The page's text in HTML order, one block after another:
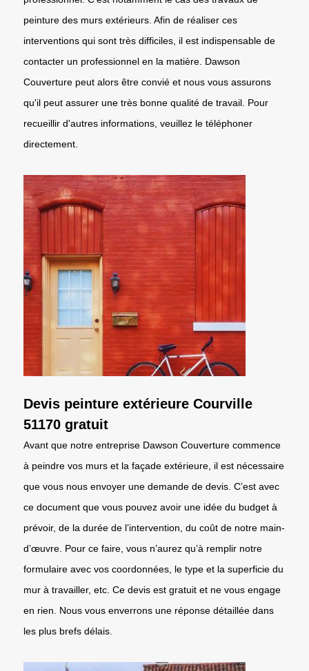
peinture des murs extérieurs. Afin de réaliser ces
interventions qui sont très difficiles, il est indispensable de
contacter un professionnel en la matière. Dawson
Couverture peut alors être convié et nous vous assurons
qu'il peut assurer une très bonne qualité de travail. Pour
recueillir d'autres informations, veuillez le téléphoner
directement.
Devis peinture extérieure Courville
51170 gratuit
Avant que notre entreprise Dawson Couverture commence
à peindre vos murs et la façade extérieure, il est nécessaire
que vous nous envoyer une demande de devis. C’est avec
ce document que vous pouvez avoir une idée du budget à
prévoir, de la durée de l’intervention, du coût de notre main-
d’œuvre. Pour ce faire, vous n’aurez qu’à remplir notre
formulaire avec vos coordonnées, le type et la superficie du
mur à travailler, etc. Ce devis est gratuit et ne vous engage
en rien. Nous vous enverrons une réponse détaillée dans
les plus brefs délais.